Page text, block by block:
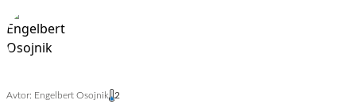
Avtor: Engelbert Osojnik 2